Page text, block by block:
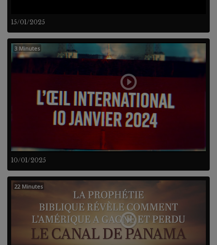
15/01/2025
10/01/2025
3 Minutes
22 Minutes